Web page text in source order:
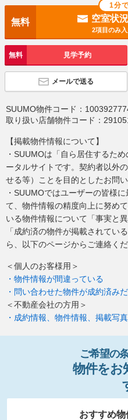
1分
無料 空室状
2項目のみ
無料 見学予約
メールで送る
SUUMO物件コード：
取り扱い店舗物件コード：
【掲載物件情報について】
・SUUMOは「自ら居住するた
ータルサイトです。契約者以外
せる等）ことを目的としたお問
・SUUMOではユーザーの皆様
て、物件情報の精度向上に努め
いる物件情報について「事実と
「成約済の物件が掲載されてい
ら、以下のページからご連絡く
＜個人のお客様用＞
・物件情報が間違っている
・問い合わせた物件が成約済み
＜不動産会社の方用＞
・成約情報、物件情報、掲載写
ご希望の
物件をお
おすすめ